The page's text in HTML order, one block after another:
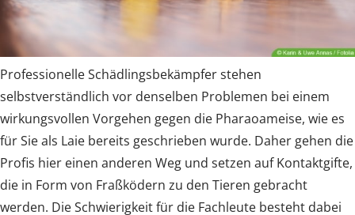
Professionelle Schädlingsbekämpfer stehen
selbstverständlich vor denselben Problemen bei einem
wirkungsvollen Vorgehen gegen die Pharaoameise, wie es
für Sie als Laie bereits geschrieben wurde. Daher gehen die
Profis hier einen anderen Weg und setzen auf Kontaktgifte,
die in Form von Fraßködern zu den Tieren gebracht
werden. Die Schwierigkeit für die Fachleute besteht dabei